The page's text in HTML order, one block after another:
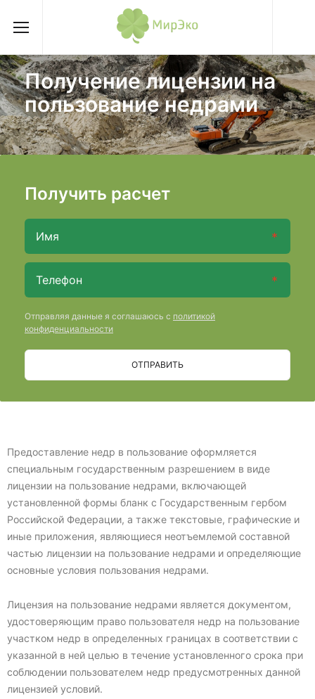
Получение лицензии на
пользование недрами
Получить расчет
Отправляя данные я соглашаюсь с политикой
конфиденциальности
ОТПРАВИТЬ
Предоставление недр в пользование оформляется
специальным государственным разрешением в виде
лицензии на пользование недрами, включающей
установленной формы бланк с Государственным гербом
Российской Федерации, а также текстовые, графические и
иные приложения, являющиеся неотъемлемой составной
частью лицензии на пользование недрами и определяющие
основные условия пользования недрами.
Лицензия на пользование недрами является документом,
удостоверяющим право пользователя недр на пользование
участком недр в определенных границах в соответствии с
указанной в ней целью в течение установленного срока при
соблюдении пользователем недр предусмотренных данной
лицензией условий.